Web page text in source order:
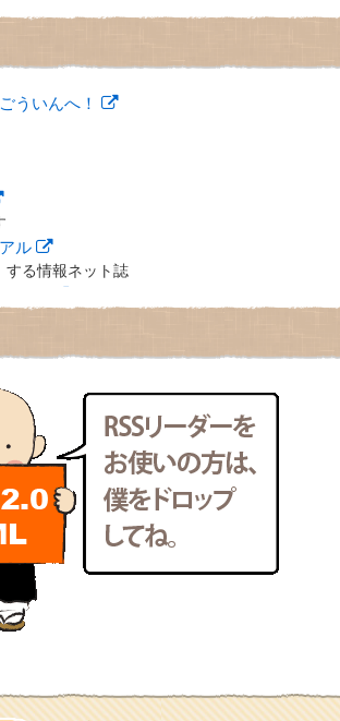
ういんへ！
ル
する情報ネット誌
す
語の解説など
内巡礼記
いてあるよ
にあわせた、やさしく気持ちよい鍼灸治療で